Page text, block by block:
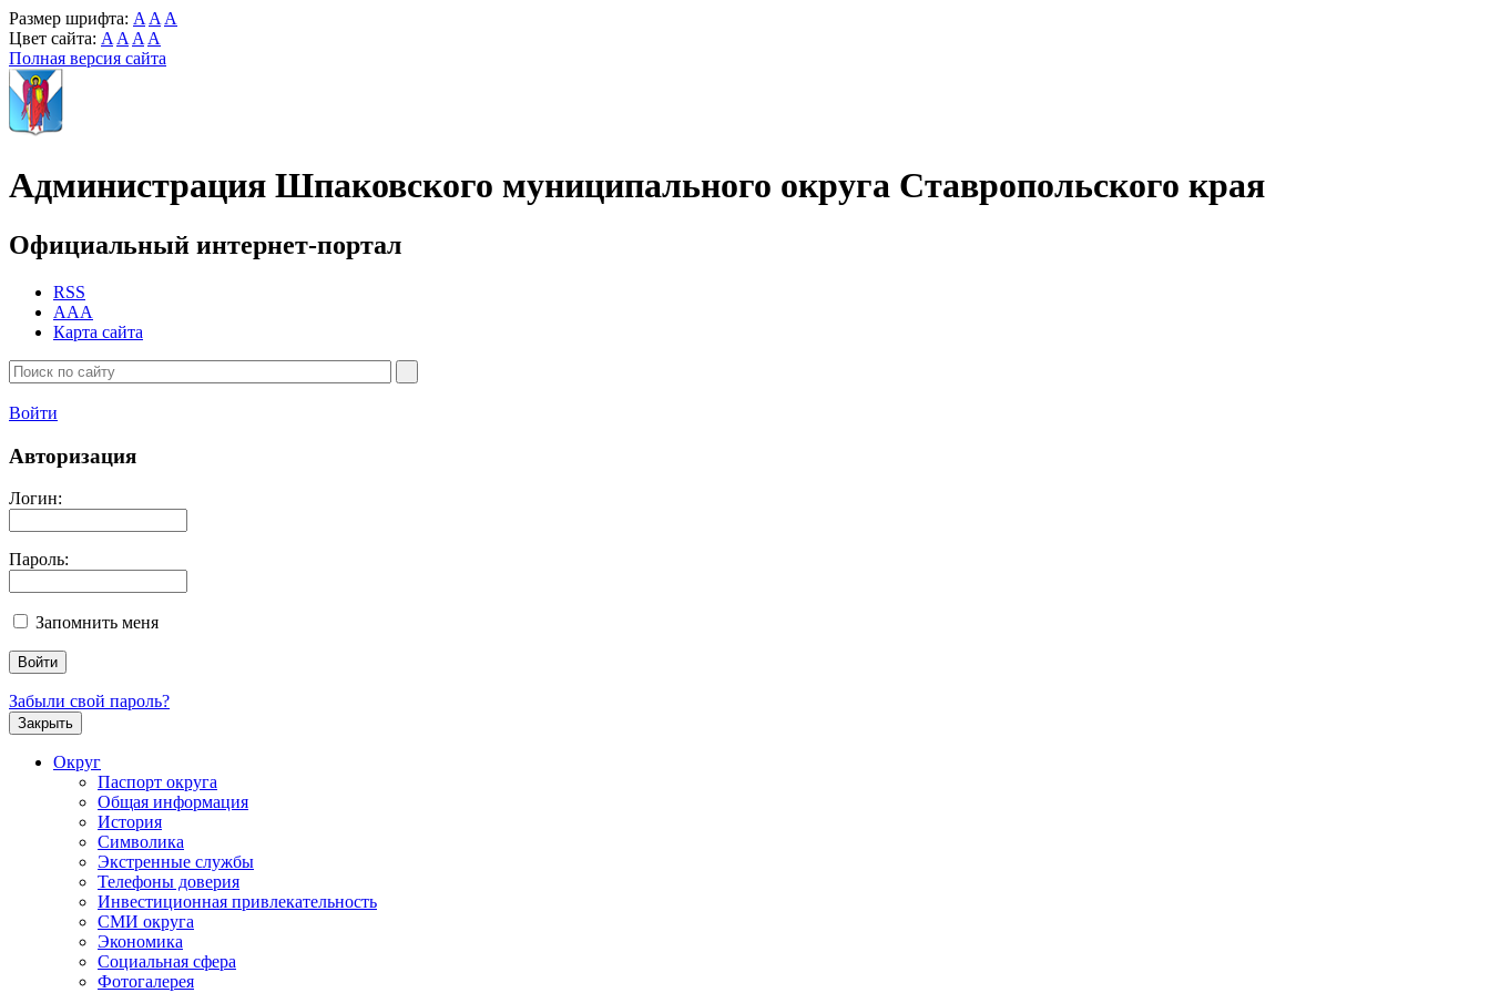
Размер шрифта: A A A
Цвет сайта: A A A A
Полная версия сайта
Администрация Шпаковского муниципального округа Ставропольского края
Официальный интернет-портал
RSS
AAA
Карта сайта
Войти
Авторизация
Логин:
Пароль:
Запомнить меня
Забыли свой пароль?
Закрыть
Округ
Паспорт округа
Общая информация
История
Символика
Экстренные службы
Телефоны доверия
Инвестиционная привлекательность
СМИ округа
Экономика
Социальная сфера
Фотогалерея